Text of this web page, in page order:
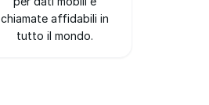
chiamate affidabili in
tutto il mondo.